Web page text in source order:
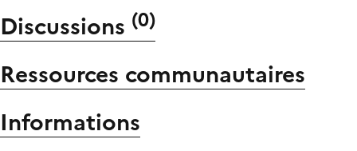
Discussions (0)
Ressources communautaires
Informations